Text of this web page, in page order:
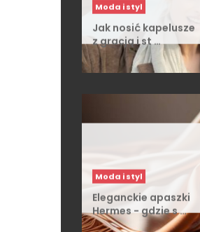
Moda i styl
Jak nosić kapelusze
z gracją i st …
Moda i styl
Eleganckie apaszki
Hermes - gdzie s …